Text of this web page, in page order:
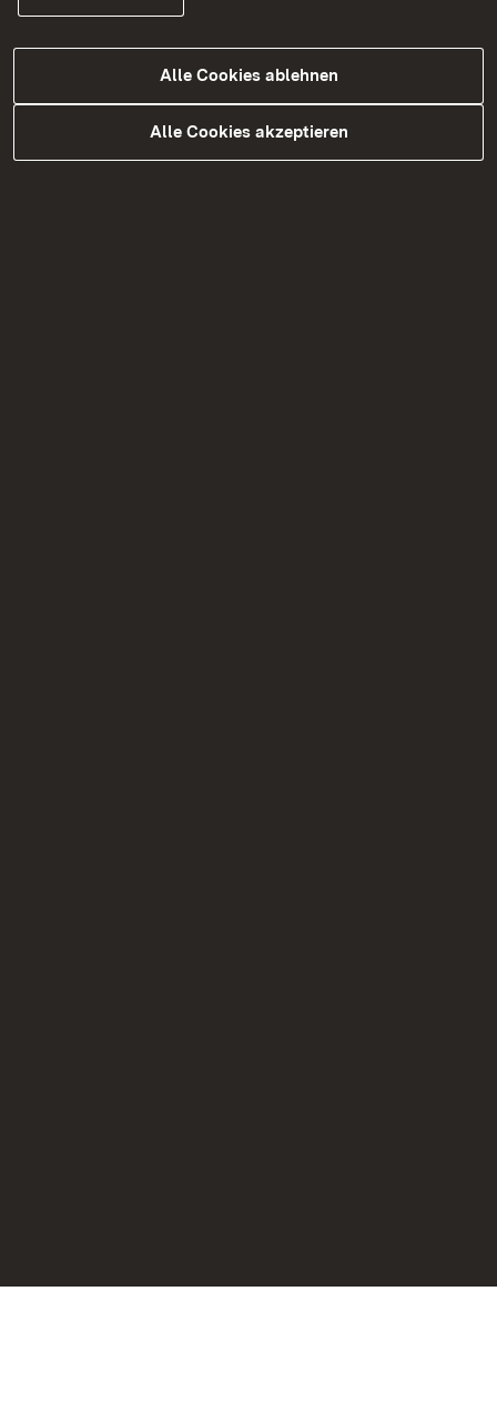
Themenübersicht
Themenübersicht
Alle Cookies ablehnen
Alle Cookies akzeptieren